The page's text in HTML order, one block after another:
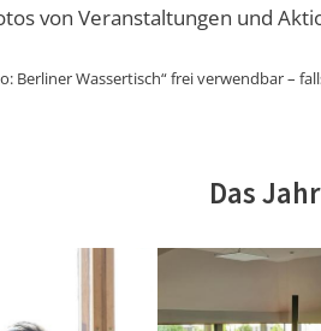
von Veranstaltungen und
Berliner Wassertisch“ frei verwendbar –
Das